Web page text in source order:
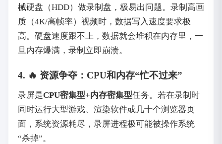
械硬盘（HDD）做录制盘，极易出问题。录制高画
质（4K/高帧率）视频时，数据写入速度要求极
高。硬盘速度跟不上，数据就会堆积在内存里，一
旦内存爆满，录制立即崩溃。
4. 🔥 资源争夺：CPU和内存“忙不过来”
录屏是CPU密集型+内存密集型任务。若在录制时
同时运行大型游戏、渲染软件或几十个浏览器页
面，系统资源耗尽，录屏进程极可能被操作系统
“杀掉”。